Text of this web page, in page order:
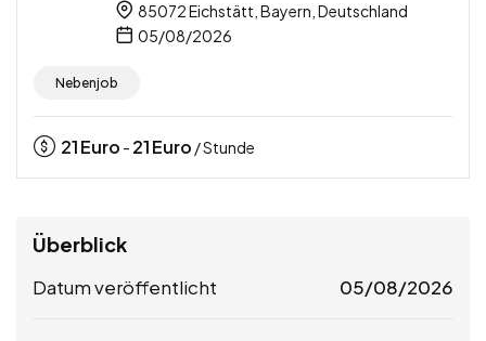
85072 Eichstätt, Bayern, Deutschland
05/08/2026
Nebenjob
21Euro - 21Euro / Stunde
Überblick
Datum veröffentlicht 05/08/2026